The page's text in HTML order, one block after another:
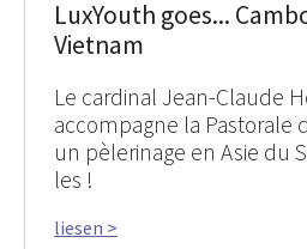
LuxYouth goes...
Vietnam
Le cardinal Jean-Claude
accompagne la Pastorale
un pèlerinage en Asie du
les !
liesen >